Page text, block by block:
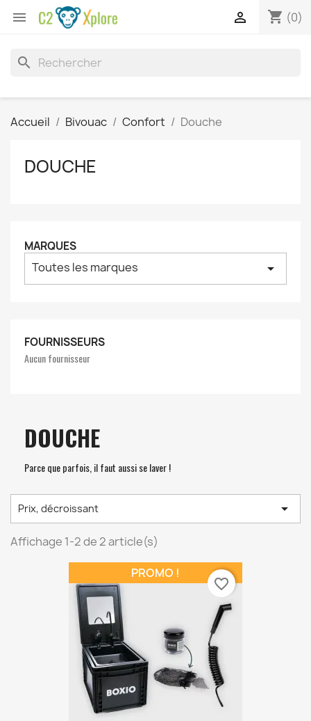
 shopping_cart (0)

search
Accueil Bivouac Confort Douche
DOUCHE
MARQUES
Toutes les marques arrow_drop_down
FOURNISSEURS
Aucun fournisseur
DOUCHE
Parce que parfois, il faut aussi se laver !
Prix, décroissant 
Affichage 1-2 de 2 article(s)
PROMO !
favorite_border